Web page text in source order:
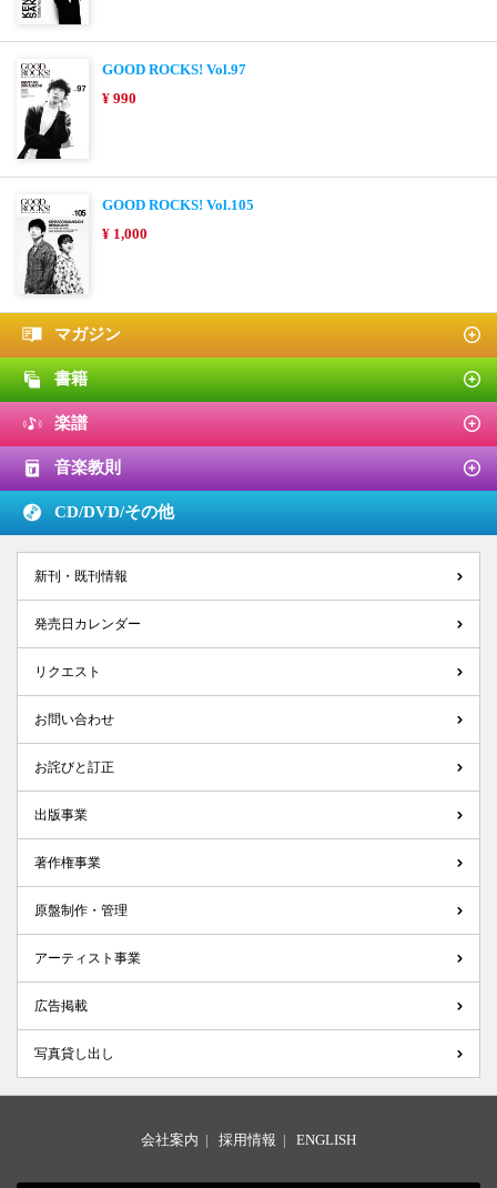
GOOD ROCKS! Vol.97
¥ 990
GOOD ROCKS! Vol.105
¥ 1,000
マガジン
書籍
楽譜
音楽教則
CD/DVD/その他
新刊・既刊情報
発売日カレンダー
リクエスト
お問い合わせ
お詫びと訂正
出版事業
著作権事業
原盤制作・管理
アーティスト事業
広告掲載
写真貸し出し
会社案内 | 採用情報 | ENGLISH